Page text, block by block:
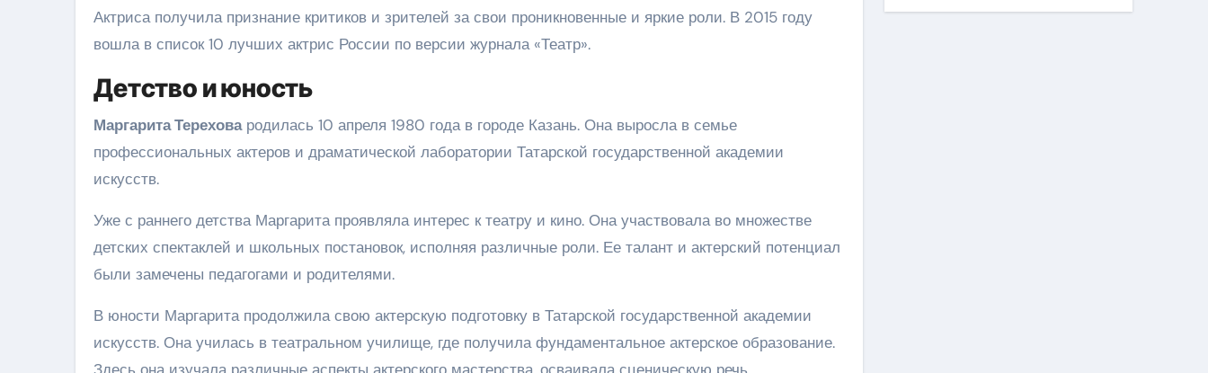
Актриса получила признание критиков и зрителей за свои проникновенные и яркие роли. В 2015 году
вошла в список 10 лучших актрис России по версии журнала «Театр».
Детство и юность
Маргарита Тереховародилась 10 апреля 1980 года в городе Казань. Она выросла в семье
профессиональных актеров и драматической лаборатории Татарской государственной академии
искусств.
Уже с раннего детства Маргарита проявляла интерес к театру и кино. Она участвовала во множестве
детских спектаклей и школьных постановок, исполняя различные роли. Ее талант и актерский потенциал
были замечены педагогами и родителями.
В юности Маргарита продолжила свою актерскую подготовку в Татарской государственной академии
искусств. Она училась в театральном училище, где получила фундаментальное актерское образование.
Здесь она изучала различные аспекты актерского мастерства, осваивала сценическую речь,